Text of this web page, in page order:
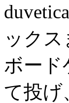
ック
ボード
て投げ